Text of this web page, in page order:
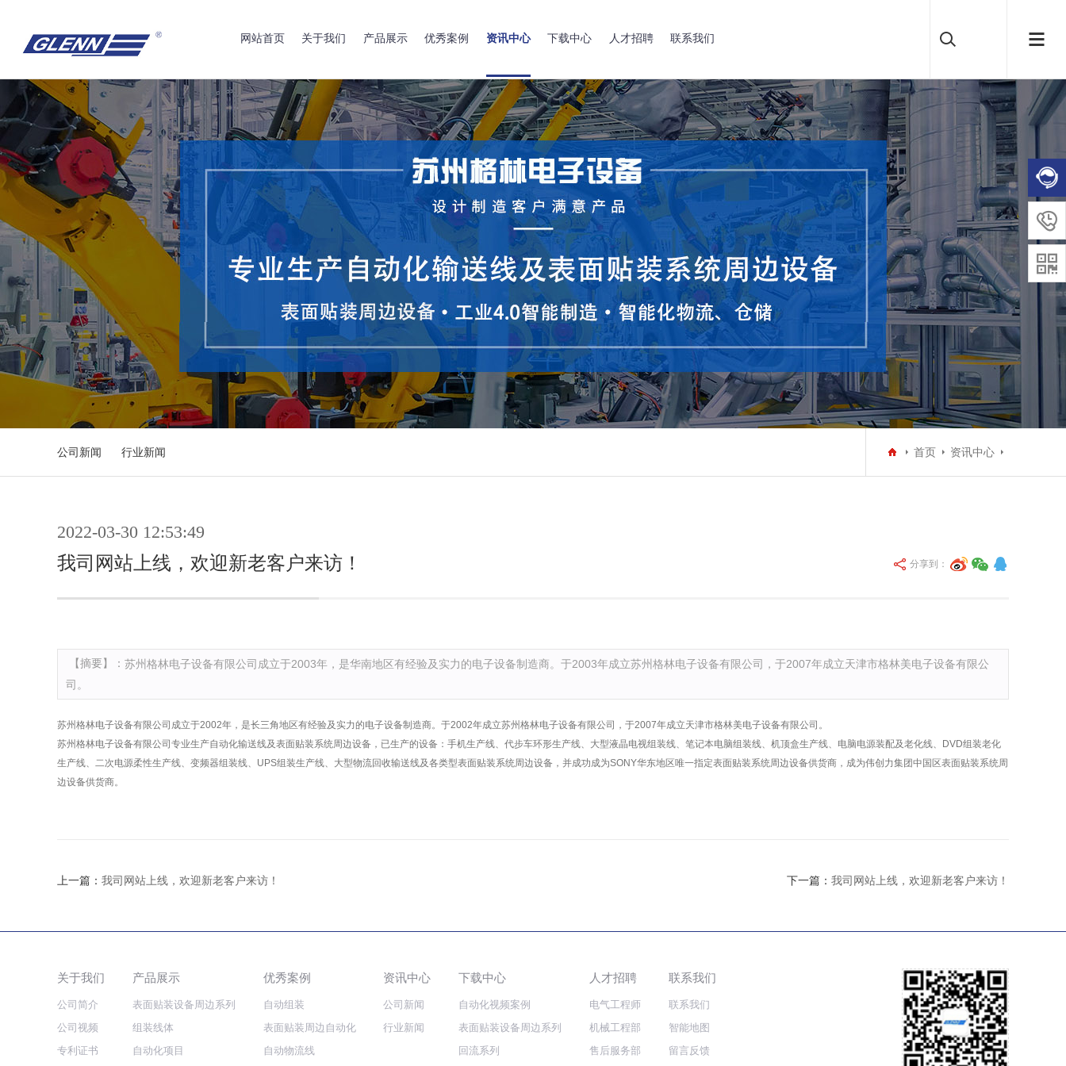
网站首页 关于我们 产品展示 优秀案例 资讯中心 下载中心 人才招聘 联系我们
公司新闻 行业新闻 首页 资讯中心
2022-03-30 12:53:49
我司网站上线，欢迎新老客户来访！ 分享到：
【摘要】： 苏州格林电子设备有限公司成立于2003年，是华南地区有经验及实力的电子设备制造商。于2003年成立苏州格林电子设备有限公司，于2007年成立天津市格林美电子设备有限公
司。
苏州格林电子设备有限公司成立于2002年，是长三角地区有经验及实力的电子设备制造商。于2002年成立苏州格林电子设备有限公司，于2007年成立天津市格林美电子设备有限公司。
苏州格林电子设备有限公司专业生产自动化输送线及表面贴装系统周边设备，已生产的设备：手机生产线、代步车环形生产线、大型液晶电视组装线、笔记本电脑组装线、机顶盒生产线、电脑电源装配及老化线、DVD组装老化
生产线、二次电源柔性生产线、变频器组装线、UPS组装生产线、大型物流回收输送线及各类型表面贴装系统周边设备，并成功成为SONY华东地区唯一指定表面贴装系统周边设备供货商，成为伟创力集团中国区表面贴装系统周
边设备供货商。
上一篇： 我司网站上线，欢迎新老客户来访！ 下一篇： 我司网站上线，欢迎新老客户来访！
关于我们
公司简介
公司视频
专利证书
产品展示
表面贴装设备周边系列
组装线体
自动化项目
优秀案例
自动组装
表面贴装周边自动化
自动物流线
资讯中心
公司新闻
行业新闻
下载中心
自动化视频案例
表面贴装设备周边系列
回流系列
人才招聘
电气工程师
机械工程部
售后服务部
联系我们
联系我们
智能地图
留言反馈

